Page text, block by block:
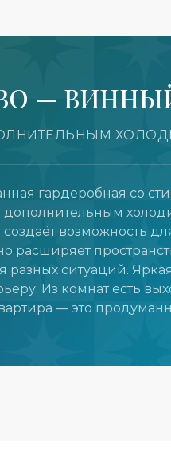
—
гардеробная со
дополнительным
возможность
ситуаций.
Из комнат есть
— это